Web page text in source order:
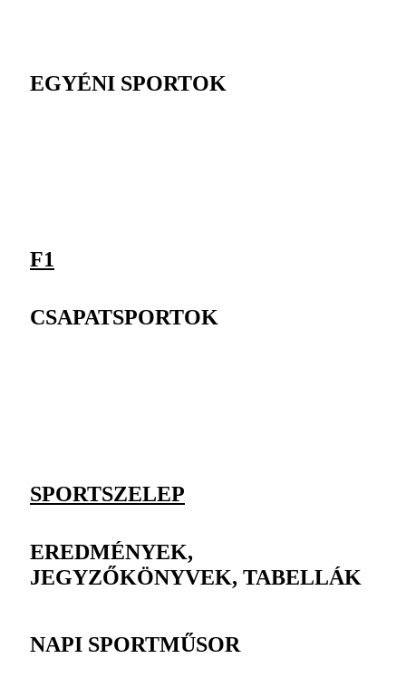
EGYÉNI SPORTOK
F1
CSAPATSPORTOK
SPORTSZELEP
EREDMÉNYEK,
JEGYZŐKÖNYVEK, TABELLÁK
NAPI SPORTMŰSOR